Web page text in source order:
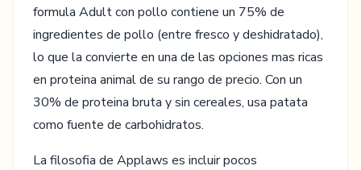
formula Adult con pollo contiene un 75% de
ingredientes de pollo (entre fresco y deshidratado),
lo que la convierte en una de las opciones mas ricas
en proteina animal de su rango de precio. Con un
30% de proteina bruta y sin cereales, usa patata
como fuente de carbohidratos.
La filosofia de Applaws es incluir pocos